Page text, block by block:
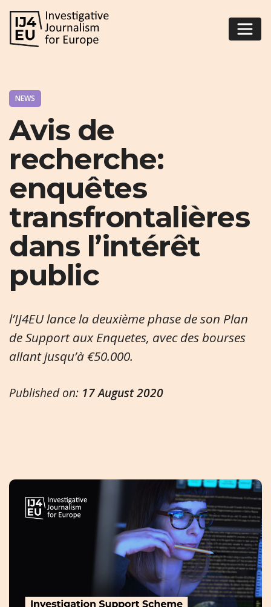
NEWS
Avis de
recherche:
enquêtes
transfrontalières
dans l’intérêt
public
l’IJ4EU lance la deuxième phase de son Plan
de Support aux Enquetes, avec des bourses
allant jusqu’à €50.000.
Published on: 17 August 2020